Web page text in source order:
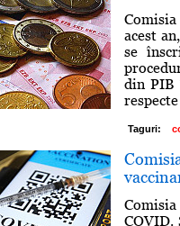
acest
se
din PIB
Taguri:
COVID.